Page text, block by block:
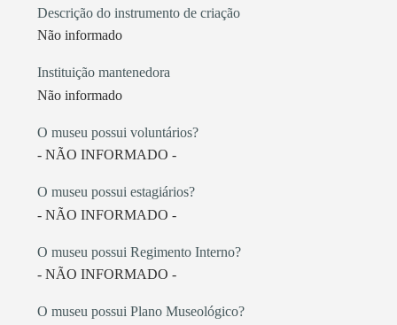
Descrição do instrumento de criação
Não informado
Instituição mantenedora
Não informado
O museu possui voluntários?
- NÃO INFORMADO -
O museu possui estagiários?
- NÃO INFORMADO -
O museu possui Regimento Interno?
- NÃO INFORMADO -
O museu possui Plano Museológico?